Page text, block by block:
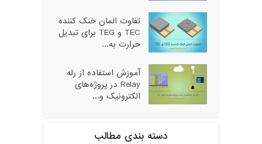
تفاوت المان خنک کننده
TEC و TEG برای تبدیل
حرارت به...
آموزش استفاده از رله
Relay در پروژه‌های
الکترونیک و...
دسته بندی مطالب